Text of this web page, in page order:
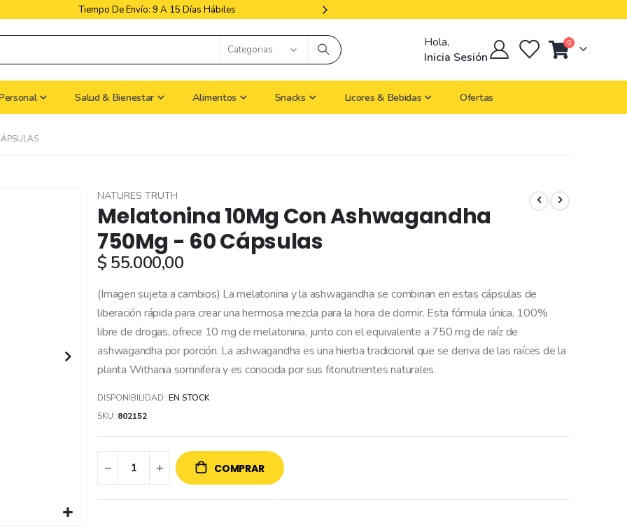
Libres De Iva
Hola,
Inicia Sesión
Cart
0artículos
Salud & Bienestar Alimentos Snacks Licores & Bebidas Ofertas
Melatonina 10Mg Con Ashwagandha
750Mg - 60 Cápsulas
NATURES TRUTH
$ 55.000,00
(Imagen sujeta a cambios) La melatonina y la ashwagandha se combinan en estas cápsulas de
liberación rápida para crear una hermosa mezcla para la hora de dormir. Esta fórmula única, 100%
libre de drogas, ofrece 10 mg de melatonina, junto con el equivalente a 750 mg de raíz de
ashwagandha por porción. La ashwagandha es una hierba tradicional que se deriva de las raíces de la
planta Withania somnifera y es conocida por sus fitonutrientes naturales.
DISPONIBILIDAD: EN STOCK
SKU 802152
COMPRAR